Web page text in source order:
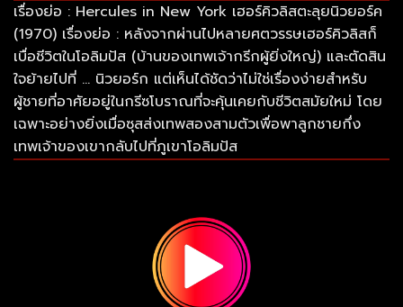
เรื่องย่อ : Hercules in New York เฮอร์คิวลิสตะลุยนิวยอร์ค
(1970) เรื่องย่อ : หลังจากผ่านไปหลายศตวรรษเฮอร์คิวลิสก็
เบื่อชีวิตในโอลิมปัส (บ้านของเทพเจ้ากรีกผู้ยิ่งใหญ่) และตัดสิน
ใจย้ายไปที่ … นิวยอร์ก แต่เห็นได้ชัดว่าไม่ใช่เรื่องง่ายสำหรับ
ผู้ชายที่อาศัยอยู่ในกรีซโบราณที่จะคุ้นเคยกับชีวิตสมัยใหม่ โดย
เฉพาะอย่างยิ่งเมื่อซุสส่งเทพสองสามตัวเพื่อพาลูกชายกึ่ง
เทพเจ้าของเขากลับไปที่ภูเขาโอลิมปัส